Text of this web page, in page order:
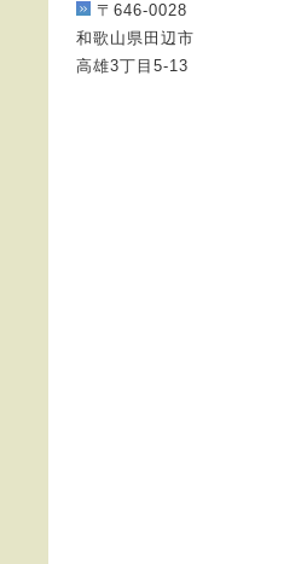
〒646-0028
和歌山県田辺市
高雄3丁目5-13